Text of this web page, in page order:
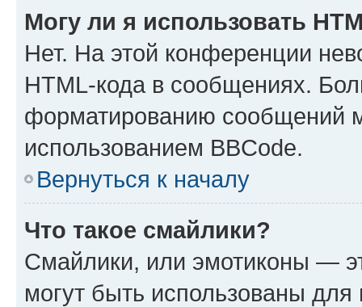
Могу ли я использовать
Нет. На этой конференции
HTML-кода в сообщениях.
форматированию сообщений
использованием BBCode.
Вернуться к началу
Что такое смайлики?
Смайлики, или эмотиконы —
могут быть использованы